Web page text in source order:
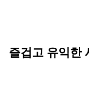
즐겁고 유익한